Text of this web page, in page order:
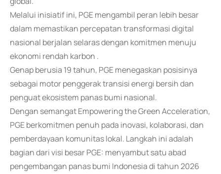
Melalui inisiatif ini, PGE mengambil peran lebih besar
dalam memastikan percepatan transformasi digital
nasional berjalan selaras dengan komitmen menuju
ekonomi rendah karbon .
Genap berusia 19 tahun, PGE menegaskan posisinya
sebagai motor penggerak transisi energi bersih dan
penguat ekosistem panas bumi nasional.
Dengan semangat Empowering the Green Acceleration,
PGE berkomitmen penuh pada inovasi, kolaborasi, dan
pemberdayaan komunitas lokal. Langkah ini adalah
bagian dari visi besar PGE: menyambut satu abad
pengembangan panas bumi Indonesia di tahun 2026